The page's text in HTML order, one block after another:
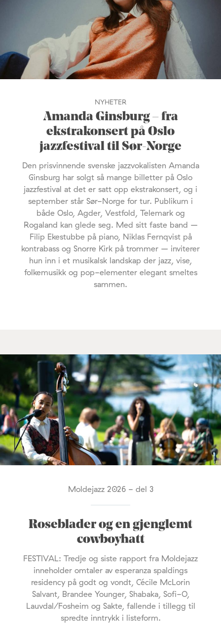
NYHETER
Amanda Ginsburg – fra
ekstrakonsert på Oslo
jazzfestival til Sør-Norge
Den prisvinnende svenske jazzvokalisten Amanda
Ginsburg har solgt så mange billetter på Oslo
jazzfestival at det er satt opp ekstrakonsert, og i
september står Sør-Norge for tur. Publikum i
både Oslo, Agder, Vestfold, Telemark og
Rogaland kan glede seg. Med sitt faste band –
Filip Ekestubbe på piano, Niklas Fernqvist på
kontrabass og Snorre Kirk på trommer – inviterer
hun inn i et musikalsk landskap der jazz, vise,
folkemusikk og pop-elementer elegant smeltes
sammen.
Moldejazz 2026 - del 3
Roseblader og en gjenglemt
cowboyhatt
FESTIVAL: Tredje og siste rapport fra Moldejazz
inneholder omtaler av esperanza spaldings
residency på godt og vondt, Cécile McLorin
Salvant, Brandee Younger, Shabaka, Sofi-O,
Lauvdal/Fosheim og Sakte, fallende i tillegg til
spredte inntrykk i listeform.